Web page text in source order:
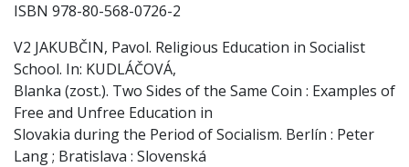
ISBN 978-80-568-0726-2
V2 JAKUBČIN, Pavol. Religious Education in Socialist
School. In: KUDLÁČOVÁ,
Blanka (zost.). Two Sides of the Same Coin : Examples of
Free and Unfree Education in
Slovakia during the Period of Socialism. Berlín : Peter
Lang ; Bratislava : Slovenská